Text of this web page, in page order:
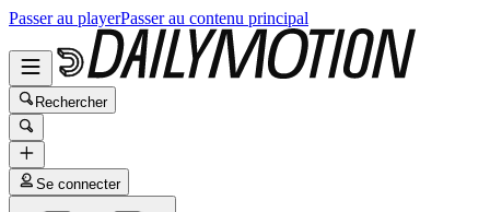
Passer au playerPasser au contenu principal
Rechercher
Se connecter